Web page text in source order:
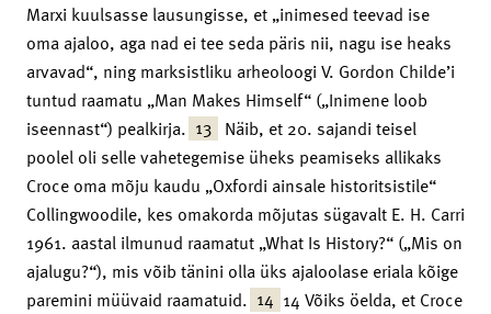
Marxi kuulsasse lausungisse, et „inimesed teevad ise
oma ajaloo, aga nad ei tee seda päris nii, nagu ise heaks
arvavad“, ning marksistliku arheoloogi V. Gordon Childe’i
tuntud raamatu „Man Makes Himself“ („Inimene loob
iseennast“) pealkirja. 13 Näib, et 20. sajandi teisel
poolel oli selle vahetegemise üheks peamiseks allikaks
Croce oma mõju kaudu „Oxfordi ainsale historitsistile“
Collingwoodile, kes omakorda mõjutas sügavalt E. H. Carri
1961. aastal ilmunud raamatut „What Is History?“ („Mis on
ajalugu?“), mis võib tänini olla üks ajaloolase eriala kõige
paremini müüvaid raamatuid. 14 14 Võiks öelda, et Croce